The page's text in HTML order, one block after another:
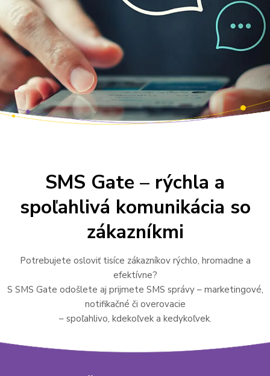
Wholesale
Kontakt
SMS Gate – rýchla a
spoľahlivá komunikácia so
zákazníkmi
Potrebujete osloviť tisíce zákazníkov rýchlo, hromadne a
efektívne?
S SMS Gate odošlete aj prijmete SMS správy – marketingové,
notifikačné či overovacie
– spoľahlivo, kdekoľvek a kedykoľvek.